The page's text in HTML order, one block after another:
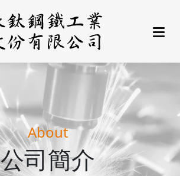
About
公司簡介